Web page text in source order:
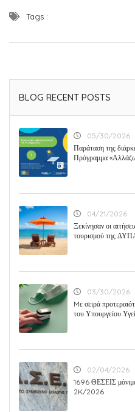
Tags :
BLOG RECENT POSTS
05/30/2026
Παράταση της
Πρόγραμμα «Αλλάζω
04/21/2026
Ξεκίνησαν οι
τουρισμού της
03/30/2026
Mε σειρά
του Υπουργείου
02/04/2026
1696 ΘΕΣΕΙΣ
2K/2026